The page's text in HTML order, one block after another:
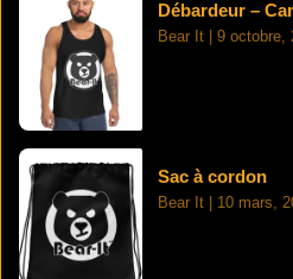
Débardeur –
Bear It 9 octobre,
Sac à cordon
Bear It 10 mars,